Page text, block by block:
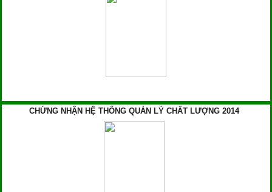
CHỨNG NHẬN HỆ THỐNG QUẢN LÝ CHẤT LƯỢNG 2014